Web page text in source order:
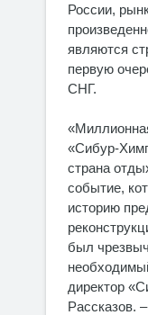
России,
являются
первую
СНГ.
«Сибур-
страна
событие,
историю
был
директор
Рассказов.